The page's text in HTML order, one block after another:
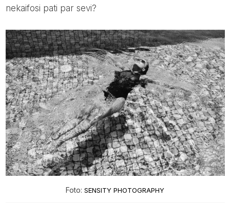
nekaifosi pati par sevi?
Foto: SENSITY PHOTOGRAPHY